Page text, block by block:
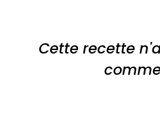
Cette recette